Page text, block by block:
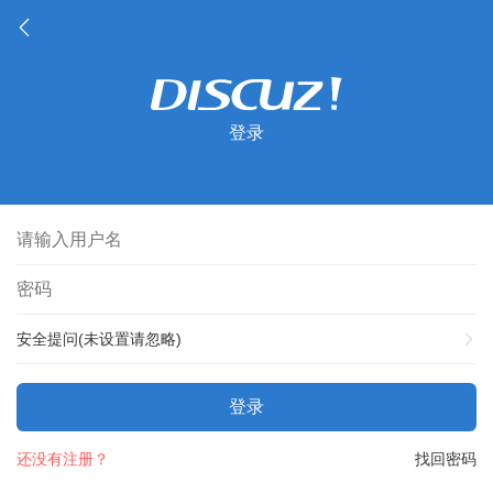
登录
安全提问(未设置请忽略)
登录
找回密码
还没有注册？